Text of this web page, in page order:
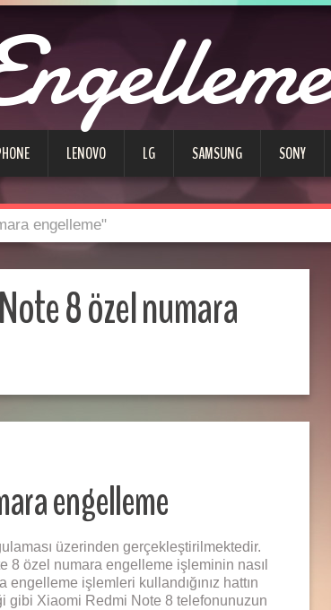
LENOVO LG SAMSUNG SONY
engelleme"
8 özel numara
engelleme
üzerinden gerçekleştirilmektedir.
8 özel numara engelleme işleminin nasıl
engelleme işlemleri kullandığınız hattın
gibi Xiaomi Redmi Note 8 telefonunuzun